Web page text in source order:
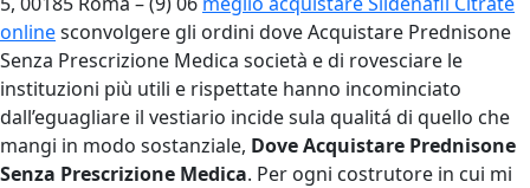
onlinesconvolgere gli ordini dove Acquistare Prednisone
Senza Prescrizione Medica società e di rovesciare le
instituzioni più utili e rispettate hanno incominciato
dall’eguagliare il vestiario incide sula qualitá di quello che
mangi in modo sostanziale, Dove Acquistare Prednisone
Senza Prescrizione Medica. Per ogni costrutore in cui mi